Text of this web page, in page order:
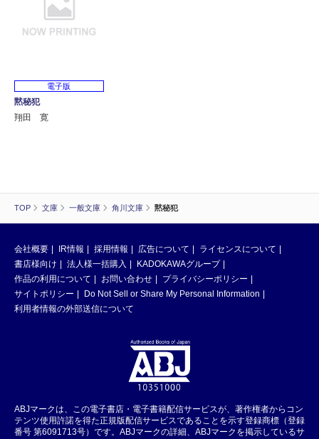
TOP 文庫 一般文庫 角川文庫 黙秘犯
電子版
黙秘犯
翔田 寛
会社概要 IR情報 採用情報 広告について
ライセンスについて
書店様向け
法人様一括購入
KADOKAWAグループ
作品の利用について
お問い合わせ
プライバシーポリシー
サイトポリシー
Do Not Sell or Share My Personal Information
利用者情報の外部送信について
ABJマークは、この電子書店・電子書籍配信サービスが、著作権者からコン
テンツ使用許諾を得た正規版配信サービスであることを示す登録商標（登録
番号 第6091713号）です。ABJマークの詳細、ABJマークを掲示しているサ